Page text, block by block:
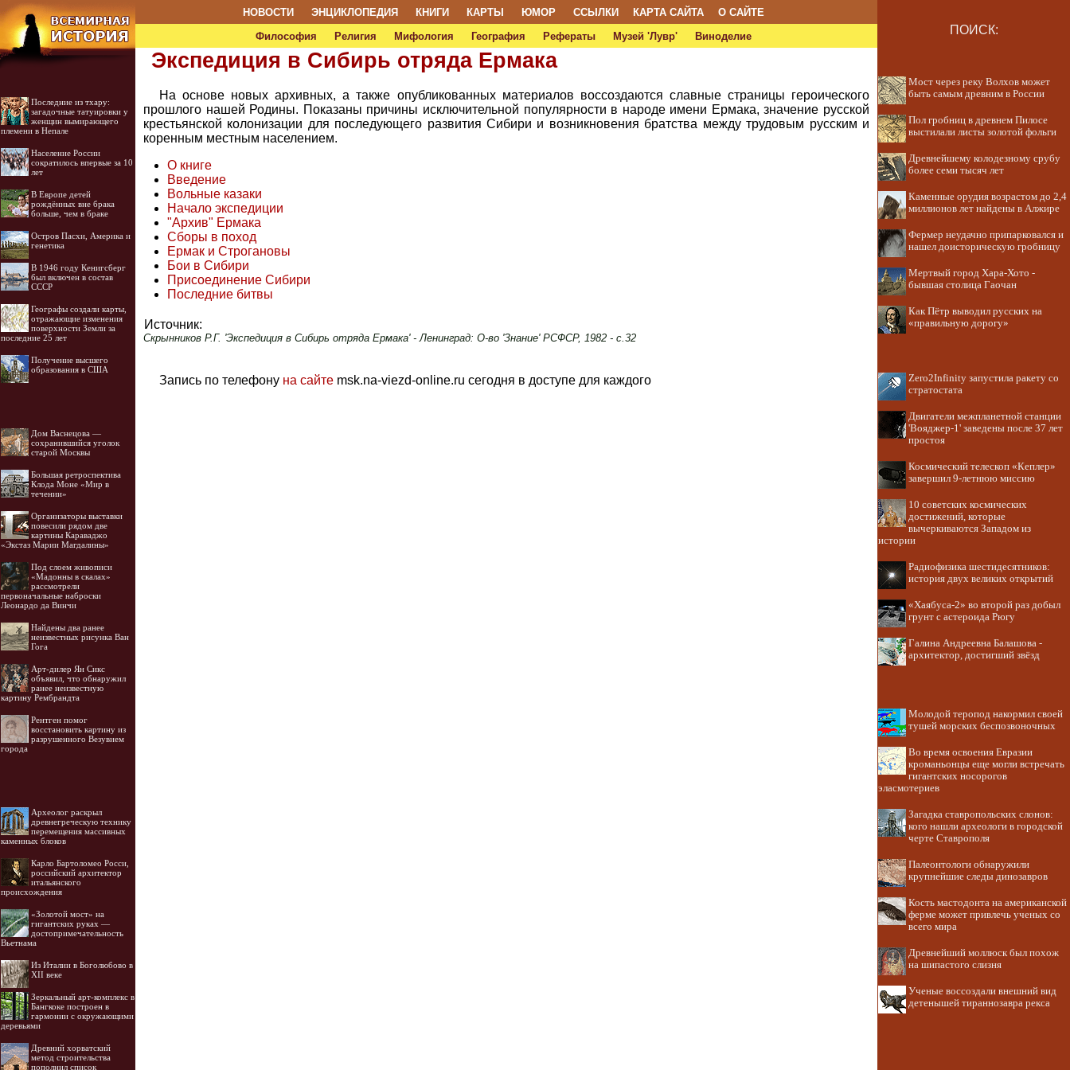
НОВОСТИ ЭНЦИКЛОПЕДИЯ КНИГИ КАРТЫ ЮМОР ССЫЛКИ КАРТА САЙТА
О САЙТЕ
Философия
Религия Мифология География Рефераты Музей 'Лувр' Виноделие ПОИСК:
Последние из тхару:
загадочные татуировки у
женщин вымирающего
племени в Непале
Население России
сократилось впервые за 10
лет
В Европе детей
рождённых вне брака
больше, чем в браке
Остров Пасхи, Америка и
генетика
В 1946 году Кенигсберг
был включен в состав
СССР
Географы создали карты,
отражающие изменения
поверхности Земли за
последние 25 лет
Получение высшего
образования в США
Дом Васнецова —
сохранившийся уголок
старой Москвы
Большая ретроспектива
Клода Моне «Мир в
течении»
Организаторы выставки
повесили рядом две
картины Караваджо
«Экстаз Марии Магдалины»
Под слоем живописи
«Мадонны в скалах»
рассмотрели
первоначальные наброски
Леонардо да Винчи
Найдены два ранее
неизвестных рисунка Ван
Гога
Арт-дилер Ян Сикс
объявил, что обнаружил
ранее неизвестную
картину Рембрандта
Рентген помог
восстановить картину из
разрушенного Везувием
города
Археолог раскрыл
древнегреческую технику
перемещения массивных
каменных блоков
Карло Бартоломео Росси,
российский архитектор
итальянского
происхождения
«Золотой мост» на
гигантских руках —
достопримечательность
Вьетнама
Из Италии в Боголюбово в
XII веке
Зеркальный арт-комплекс в
Бангкоке построен в
гармонии с окружающими
деревьями
Древний хорватский
метод строительства
пополнил список
Экспедиция в Сибирь отряда Ермака
На основе новых архивных, а также опубликованных материалов воссоздаются славные страницы героического
прошлого нашей Родины. Показаны причины исключительной популярности в народе имени Ермака, значение русской
крестьянской колонизации для последующего развития Сибири и возникновения братства между трудовым русским и
коренным местным населением.
О книге
Введение
Вольные казаки
Начало экспедиции
"Архив" Ермака
Сборы в поход
Ермак и Строгановы
Бои в Сибири
Присоединение Сибири
Последние битвы
Источник:
Скрынников Р.Г. 'Экспедиция в Сибирь отряда Ермака' - Ленинград: О-во 'Знание' РСФСР, 1982 - с.32
Запись по телефону на сайте msk.na-viezd-online.ru сегодня в доступе для каждого
Мост через реку Волхов может
быть самым древним в России
Пол гробниц в древнем Пилосе
выстилали листы золотой фольги
Древнейшему колодезному срубу
более семи тысяч лет
Каменные орудия возрастом до 2,4
миллионов лет найдены в Алжире
Фермер неудачно припарковался и
нашел доисторическую гробницу
Мертвый город Хара-Хото -
бывшая столица Гаочан
Как Пётр выводил русских на
«правильную дорогу»
Zero2Infinity запустила ракету со
стратостата
Двигатели межпланетной станции
'Вояджер-1' заведены после 37 лет
простоя
Космический телескоп «Кеплер»
завершил 9-летнюю миссию
10 советских космических
достижений, которые
вычеркиваются Западом из
истории
Радиофизика шестидесятников:
история двух великих открытий
«Хаябуса-2» во второй раз добыл
грунт с астероида Рюгу
Галина Андреевна Балашова -
архитектор, достигший звёзд
Молодой теропод накормил своей
тушей морских беспозвоночных
Во время освоения Евразии
кроманьонцы еще могли встречать
гигантских носорогов
эласмотериев
Загадка ставропольских слонов:
кого нашли археологи в городской
черте Ставрополя
Палеонтологи обнаружили
крупнейшие следы динозавров
Кость мастодонта на американской
ферме может привлечь ученых со
всего мира
Древнейший моллюск был похож
на шипастого слизня
Ученые воссоздали внешний вид
детенышей тираннозавра рекса